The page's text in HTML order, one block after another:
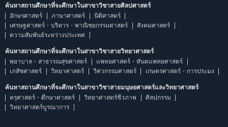
ค้นหาสถานศึกษาที่จะศึกษาในสาขาวิชาสายศิลปศาสตร์
อักษรศาสตร์
ภาษาศาสตร์
นิติศาสตร์
เศรษฐศาสตร์・บริหาร・พาณิชยกรรมศาสตร์
สังคมศาสตร์
ความสัมพันธ์ระหว่างประเทศ
ค้นหาสถานศึกษาที่จะศึกษาในสาขาวิชาสายวิทยาศาสตร์
พยาบาล・สาธารณสุขศาสตร์
แพทยศาสตร์・ทันตแพทยศาสตร์
เภสัชศาสตร์
วิทยาศาสตร์ วิศวกรรมศาสตร์ เกษตรศาสตร์・การประมง
ค้นหาสถานศึกษาที่จะศึกษาในสาขาวิชาสายมนุษยศาสตร์และวิทยาศาสตร์
ครุศาสตร์・ศึกษาศาสตร์
วิทยาศาสตร์ชีวภาพ
ศิลปกรรม
วิทยาศาสตร์บูรณาการ